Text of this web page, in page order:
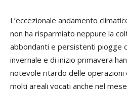
L’eccezionale andamento
non ha risparmiato neppure la
abbondanti e persistenti piogge
invernale e di inizio primavera
notevole ritardo delle operazioni
molti areali vocati anche nel